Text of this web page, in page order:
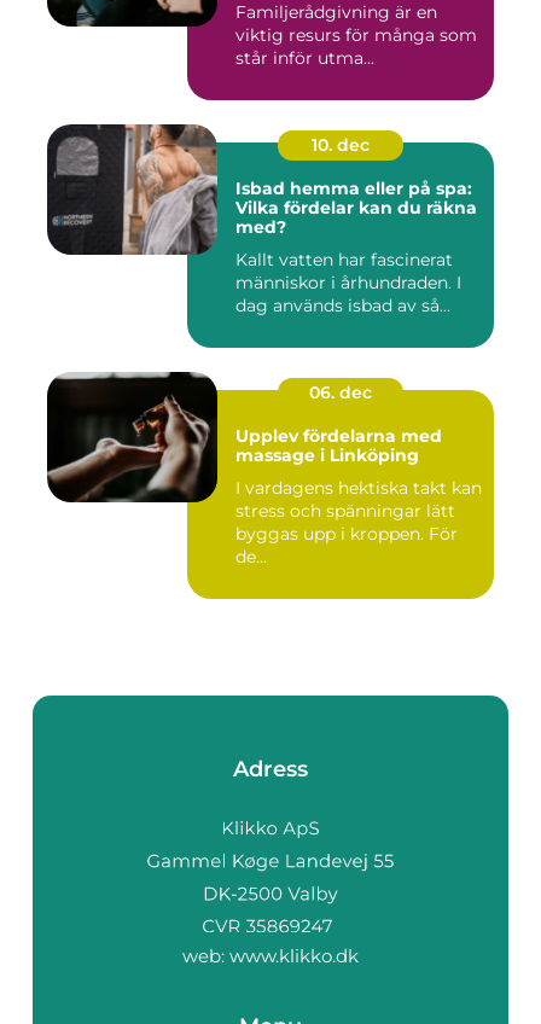
Familjerådgivning är en
viktig resurs för många som
står inför utma...
10. dec
Isbad hemma eller på spa:
Vilka fördelar kan du räkna
med?
Kallt vatten har fascinerat
människor i århundraden. I
dag används isbad av så...
06. dec
Upplev fördelarna med
massage i Linköping
I vardagens hektiska takt kan
stress och spänningar lätt
byggas upp i kroppen. För
de...
Adress
web: www.klikko.dk